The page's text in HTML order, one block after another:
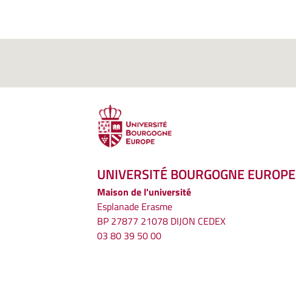
UNIVERSITÉ BOURGOGNE EUROPE
Maison de l'université
Esplanade Erasme
BP 27877 21078 DIJON CEDEX
03 80 39 50 00